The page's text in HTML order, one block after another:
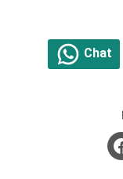
Chat